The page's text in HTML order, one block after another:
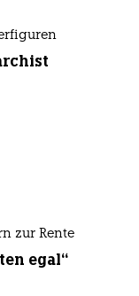
zur Rente
egal“